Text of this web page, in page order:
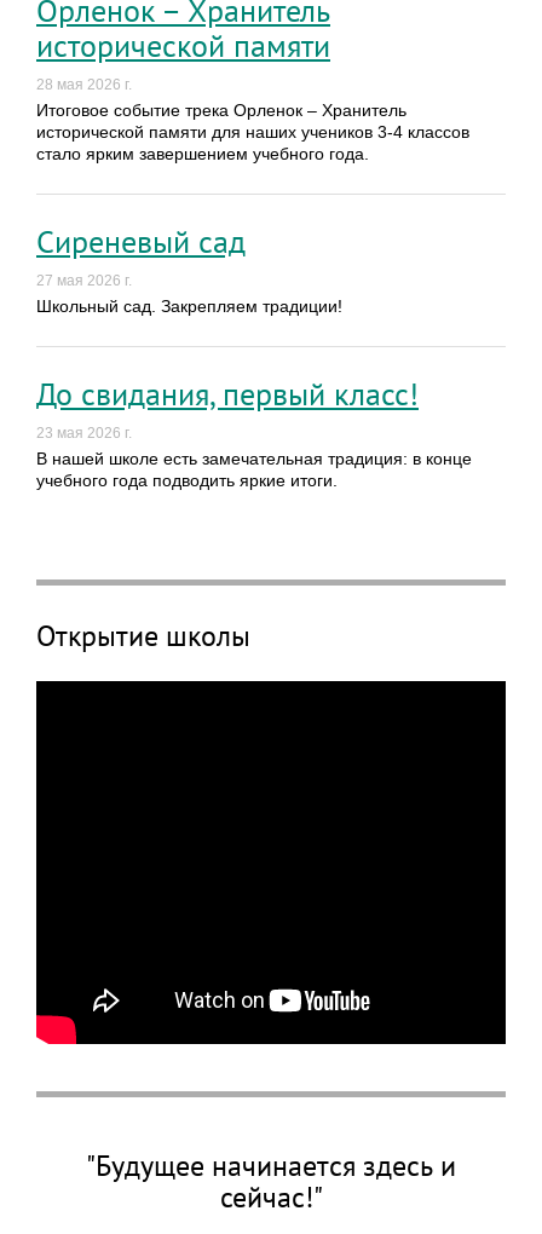
Орленок – Хранитель
исторической памяти
28 мая 2026 г.
Итоговое событие трека Орленок – Хранитель
исторической памяти для наших учеников 3-4 классов
стало ярким завершением учебного года.
Сиреневый сад
27 мая 2026 г.
Школьный сад. Закрепляем традиции!
До свидания, первый класс!
23 мая 2026 г.
В нашей школе есть замечательная традиция: в конце
учебного года подводить яркие итоги.
Открытие школы
"Будущее начинается здесь и
сейчас!"